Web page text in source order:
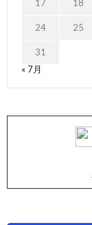
17 18
24 25
31
« 7月